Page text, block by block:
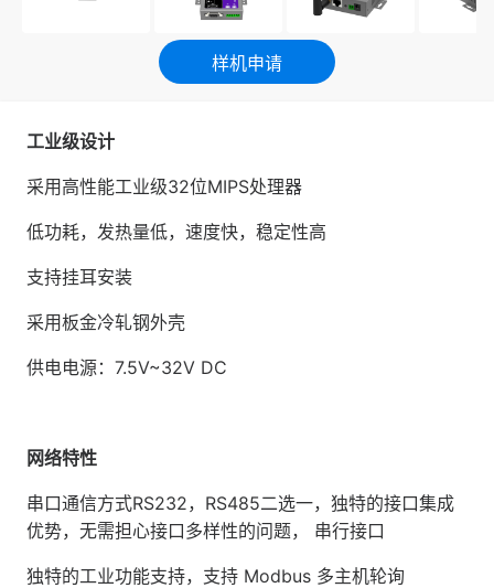
样机申请
工业级设计
采用高性能工业级32位MIPS处理器
低功耗，发热量低，速度快，稳定性高
支持挂耳安装
采用板金冷轧钢外壳
供电电源：7.5V~32V DC
网络特性
串口通信方式RS232，RS485二选一，独特的接口集成
优势，无需担心接口多样性的问题， 串行接口
独特的工业功能支持，支持 Modbus 多主机轮询